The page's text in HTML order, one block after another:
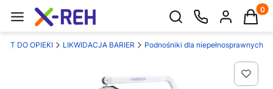
Otwórz wyszukiwarkę
DO OPIEKI LIKWIDACJA BARIER Podnośniki dla niepełnosprawnych